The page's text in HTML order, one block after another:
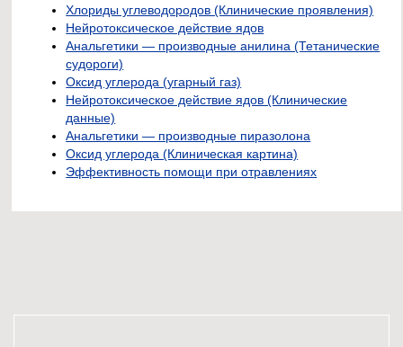
Хлориды углеводородов (Клинические проявления)
Нейротоксическое действие ядов
Анальгетики — производные анилина (Тетанические
судороги)
Оксид углерода (угарный газ)
Нейротоксическое действие ядов (Клинические
данные)
Анальгетики — производные пиразолона
Оксид углерода (Клиническая картина)
Эффективность помощи при отравлениях